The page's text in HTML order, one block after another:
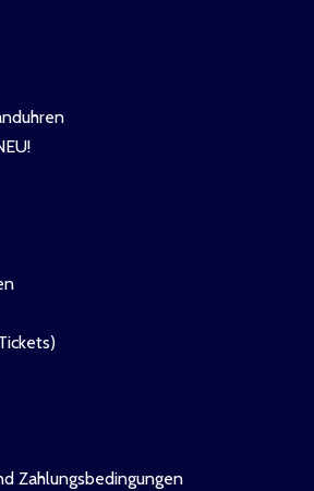
Zahlungsbedingungen